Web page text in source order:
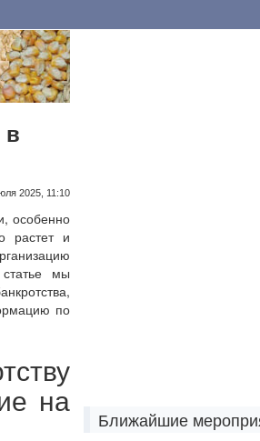
в
2025, 11:10
особенно
растет и
мы
по
на Ближайшие